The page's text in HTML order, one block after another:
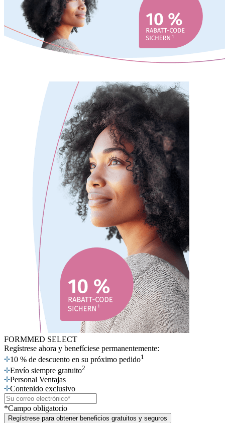
FORMMED SELECT
Regístrese ahora y benefíciese permanentemente:
10 % de descuento en su próximo pedido1
Envío siempre gratuito2
Personal Ventajas
Contenido exclusivo
*Campo obligatorio
Regístrese para obtener beneficios gratuitos y seguros